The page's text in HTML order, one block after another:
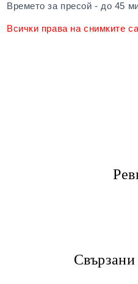
Времето за пресой - до 45
Всички права на снимките